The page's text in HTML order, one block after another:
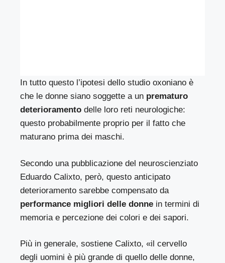
In tutto questo l’ipotesi dello studio oxoniano è
che le donne siano soggette a un prematuro
deterioramento delle loro reti neurologiche:
questo probabilmente proprio per il fatto che
maturano prima dei maschi.
Secondo una pubblicazione del neuroscienziato
Eduardo Calixto, però, questo anticipato
deterioramento sarebbe compensato da
performance migliori delle donne in termini di
memoria e percezione dei colori e dei sapori.
Più in generale, sostiene Calixto, «il cervello
degli uomini è più grande di quello delle donne,